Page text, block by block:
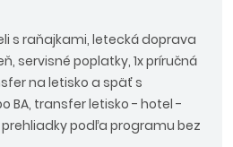
s raňajkami, letecká doprava
servisné poplatky, 1x príručná
na letisko a späť s
BA, transfer letisko - hotel -
podľa programu bez